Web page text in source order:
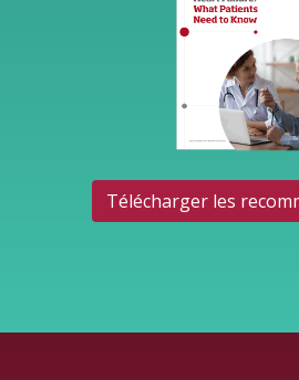
Télécharger les